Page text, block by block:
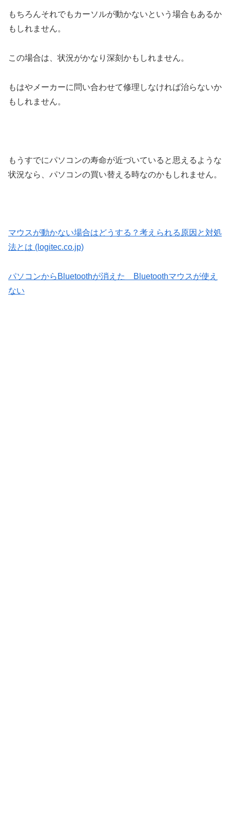
もちろんそれでもカーソルが動かないという場合もあるか
もしれません。
この場合は、状況がかなり深刻かもしれません。
もはやメーカーに問い合わせて修理しなければ治らないか
もしれません。
もうすでにパソコンの寿命が近づいていると思えるような
状況なら、パソコンの買い替える時なのかもしれません。
マウスが動かない場合はどうする？考えられる原因と対処
法とは (logitec.co.jp)
パソコンからBluetoothが消えた Bluetoothマウスが使え
ない